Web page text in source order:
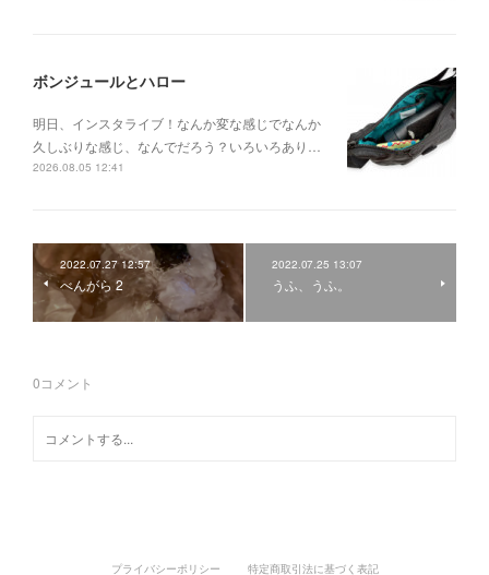
ボンジュールとハロー
明日、インスタライブ！なんか変な感じでなんか
久しぶりな感じ、なんでだろう？いろいろあり…
2026.08.05 12:41
2022.07.27 12:57
べんがら 2
2022.07.25 13:07
うふ、うふ。
0コメント
プライバシーポリシー 特定商取引法に基づく表記